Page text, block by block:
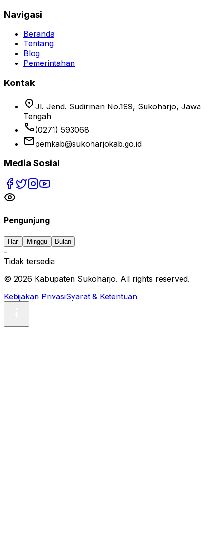
Navigasi
Beranda
Tentang
Blog
Pemerintahan
Kontak
location_on Jl. Jend. Sudirman No.199, Sukoharjo, Jawa
Tengah
phone (0271) 593068
emailpemkab@sukoharjokab.go.id
Media Sosial
Pengunjung
Hari Minggu Bulan
-
Tidak tersedia
© 2026 Kabupaten Sukoharjo. All rights reserved.
Kebijakan PrivasiSyarat & Ketentuan